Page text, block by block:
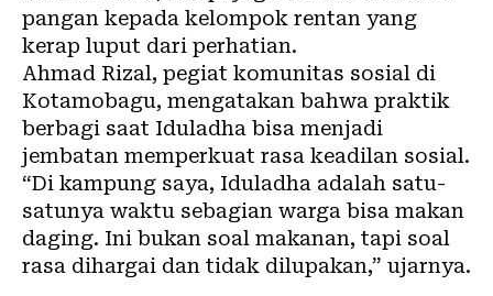
pangan kepada kelompok rentan yang
kerap luput dari perhatian.
Ahmad Rizal, pegiat komunitas sosial di
Kotamobagu, mengatakan bahwa praktik
berbagi saat Iduladha bisa menjadi
jembatan memperkuat rasa keadilan sosial.
“Di kampung saya, Iduladha adalah satu-
satunya waktu sebagian warga bisa makan
daging. Ini bukan soal makanan, tapi soal
rasa dihargai dan tidak dilupakan,” ujarnya.